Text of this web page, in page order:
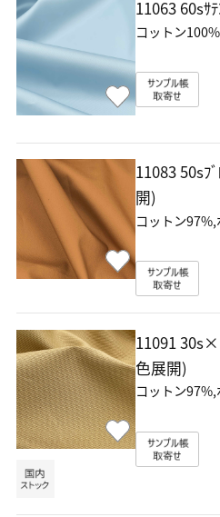
11063 60sｻ
コットン100%
11083 50sﾌ
開)
コットン
11091
色展開)
コットン